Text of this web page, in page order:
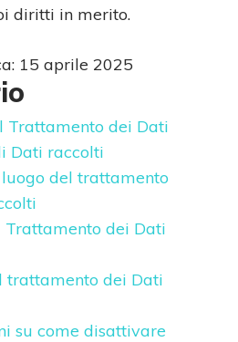
diritti in merito.
15 aprile 2025
Trattamento dei Dati
Dati raccolti
del trattamento
Trattamento dei Dati
trattamento dei Dati
su come disattivare